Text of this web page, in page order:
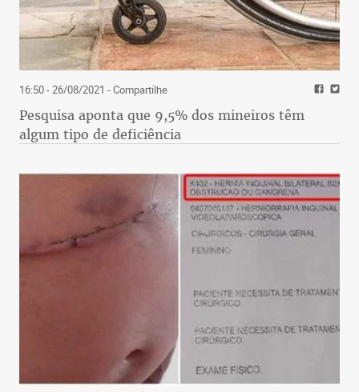
16:50 - 26/08/2021 - Compartilhe
Pesquisa aponta que 9,5% dos mineiros têm
algum tipo de deficiência